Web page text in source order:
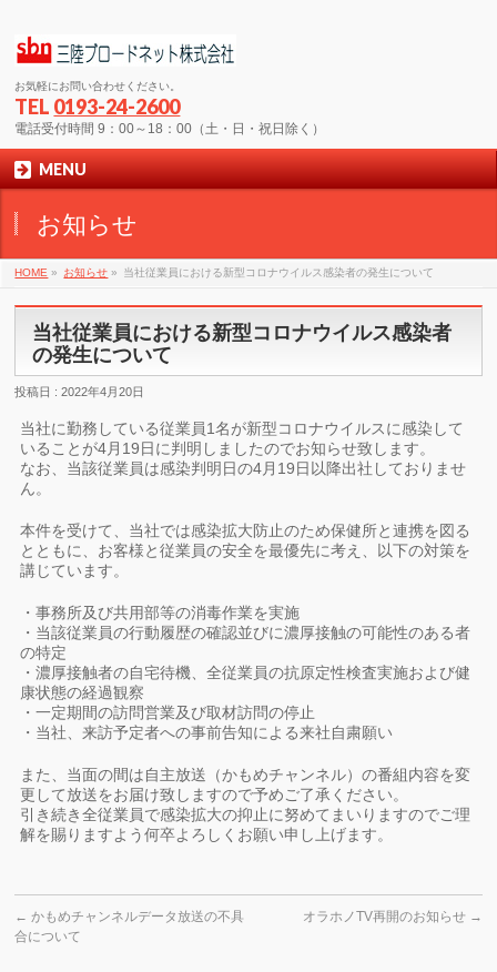
お気軽にお問い合わせください。
TEL 0193-24-2600
電話受付時間 9：00～18：00（土・日・祝日除く）
MENU
お知らせ
HOME » お知らせ » 当社従業員における新型コロナウイルス感染者の発生について
当社従業員における新型コロナウイルス感染者
の発生について
投稿日 : 2022年4月20日
当社に勤務している従業員1名が新型コロナウイルスに感染して
いることが4月19日に判明しましたのでお知らせ致します。
なお、当該従業員は感染判明日の4月19日以降出社しておりませ
ん。
本件を受けて、当社では感染拡大防止のため保健所と連携を図る
とともに、お客様と従業員の安全を最優先に考え、以下の対策を
講じています。
・事務所及び共用部等の消毒作業を実施
・当該従業員の行動履歴の確認並びに濃厚接触の可能性のある者
の特定
・濃厚接触者の自宅待機、全従業員の抗原定性検査実施および健
康状態の経過観察
・一定期間の訪問営業及び取材訪問の停止
・当社、来訪予定者への事前告知による来社自粛願い
また、当面の間は自主放送（かもめチャンネル）の番組内容を変
更して放送をお届け致しますので予めご了承ください。
引き続き全従業員で感染拡大の抑止に努めてまいりますのでご理
解を賜りますよう何卒よろしくお願い申し上げます。
← かもめチャンネルデータ放送の不具
合について
オラホノTV再開のお知らせ →